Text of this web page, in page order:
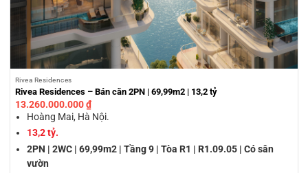
Rivea Residences
Rivea Residences – Bán căn 2PN | 69,99m2 | 13,2 tỷ
13.260.000.000₫
Hoàng Mai, Hà Nội.
13,2 tỷ.
2PN | 2WC | 69,99m2 | Tầng 9 | Tòa R1 | R1.09.05 | Có sân
vườn